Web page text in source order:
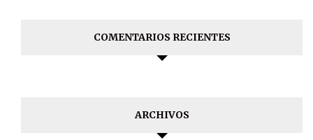
COMENTARIOS RECIENTES
ARCHIVOS